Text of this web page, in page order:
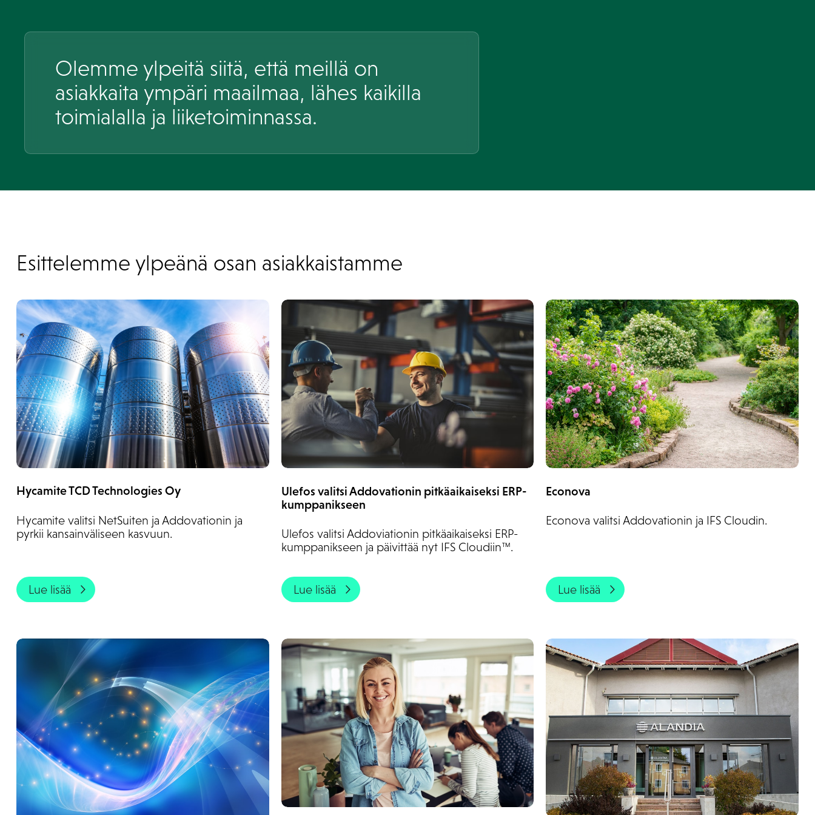
Olemme ylpeitä siitä, että meillä on
asiakkaita ympäri maailmaa, lähes kaikilla
toimialalla ja liiketoiminnassa.
Esittelemme ylpeänä osan asiakkaistamme
Lue lisää
Hycamite TCD Technologies Oy
Hycamite valitsi NetSuiten ja Addovationin ja
pyrkii kansainväliseen kasvuun.
Lue lisää
Ulefos valitsi Addovationin pitkäaikaiseksi ERP-
kumppanikseen
Ulefos valitsi Addoviationin pitkäaikaiseksi ERP-
kumppanikseen ja päivittää nyt IFS Cloudiin™.
Lue lisää
Econova
Econova valitsi Addovationin ja IFS Cloudin.